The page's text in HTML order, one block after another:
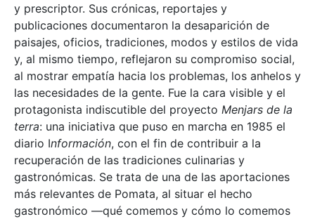
y prescriptor. Sus crónicas, reportajes y
publicaciones documentaron la desaparición de
paisajes, oficios, tradiciones, modos y estilos de vida
y, al mismo tiempo, reflejaron su compromiso social,
al mostrar empatía hacia los problemas, los anhelos y
las necesidades de la gente. Fue la cara visible y el
protagonista indiscutible del proyecto Menjars de la
terra: una iniciativa que puso en marcha en 1985 el
diario Información, con el fin de contribuir a la
recuperación de las tradiciones culinarias y
gastronómicas. Se trata de una de las aportaciones
más relevantes de Pomata, al situar el hecho
gastronómico —qué comemos y cómo lo comemos